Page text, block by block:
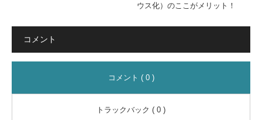
ウス化）のここがメリット！
コメント
コメント ( 0 )
トラックバック ( 0 )